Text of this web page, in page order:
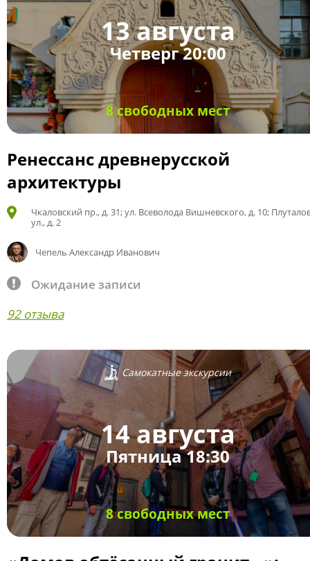
13 августа
Четверг 20:00
8 свободных мест
Ренессанс древнерусской
архитектуры
Чкаловский пр., д. 31; ул. Всеволода Вишневского, д. 10;
ул., д. 2
Чепель Александр Иванович
Ожидание записи
92 отзыва
Самокатные экскурсии
14 августа
Пятница 18:30
8 свободных мест